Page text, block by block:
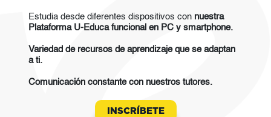
Estudia desde diferentes dispositivos con nuestra
Plataforma U-Educa funcional en PC y smartphone.
Variedad de recursos de aprendizaje que se adaptan
a ti.
Comunicación constante con nuestros tutores.
INSCRÍBETE